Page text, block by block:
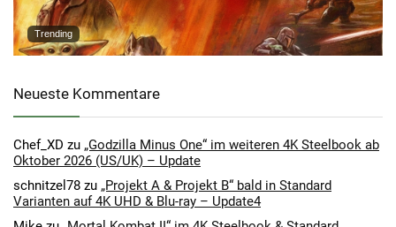
Trending
Neueste Kommentare
Chef_XD zu „Godzilla Minus One“ im weiteren 4K Steelbook ab
Oktober 2026 (US/UK) – Update
schnitzel78 zu „Projekt A & Projekt B“ bald in Standard
Varianten auf 4K UHD & Blu-ray – Update4